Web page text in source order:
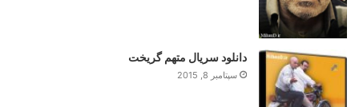
دانلود سریال متهم گریخت
سپتامبر 8, 2015